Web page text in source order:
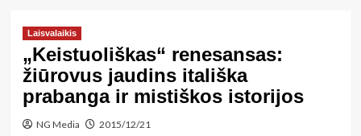
Laisvalaikis
„Keistuoliškas“ renesansas:
žiūrovus jaudins itališka
prabanga ir mistiškos istorijos
NG Media 2015/12/21